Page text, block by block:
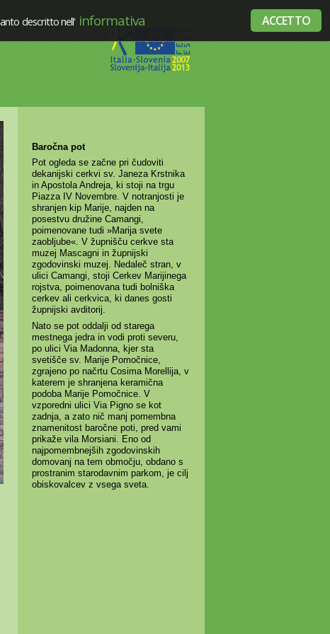
descritto nell' informativa ACCETTO
Baročna pot
Pot ogleda se začne pri čudoviti
dekanijski cerkvi sv. Janeza Krstnika
in Apostola Andreja, ki stoji na trgu
Piazza IV Novembre. V notranjosti je
shranjen kip Marije, najden na
posestvu družine Camangi,
poimenovane tudi »Marija svete
zaobljube«. V župnišču cerkve sta
muzej Mascagni in župnijski
zgodovinski muzej. Nedaleč stran, v
ulici Camangi, stoji Cerkev Marijinega
rojstva, poimenovana tudi bolniška
cerkev ali cerkvica, ki danes gosti
župnijski avditorij.
Nato se pot oddalji od starega
mestnega jedra in vodi proti severu,
po ulici Via Madonna, kjer sta
svetišče sv. Marije Pomočnice,
zgrajeno po načrtu Cosima Morellija, v
katerem je shranjena keramična
podoba Marije Pomočnice. V
vzporedni ulici Via Pigno se kot
zadnja, a zato nič manj pomembna
znamenitost baročne poti, pred vami
prikaže vila Morsiani. Eno od
najpomembnejših zgodovinskih
domovanj na tem območju, obdano s
prostranim starodavnim parkom, je cilj
obiskovalcev z vsega sveta.